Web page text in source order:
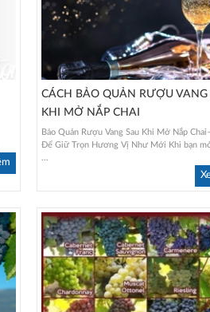
CÁCH BẢO QUẢN RƯỢU VANG
KHI MỞ NẮP CHAI
Bảo Quản Rượu Vang Sau Khi Mở Nắp
Để Giữ Trọn Hương Vị Như Mới Khi bạn
...